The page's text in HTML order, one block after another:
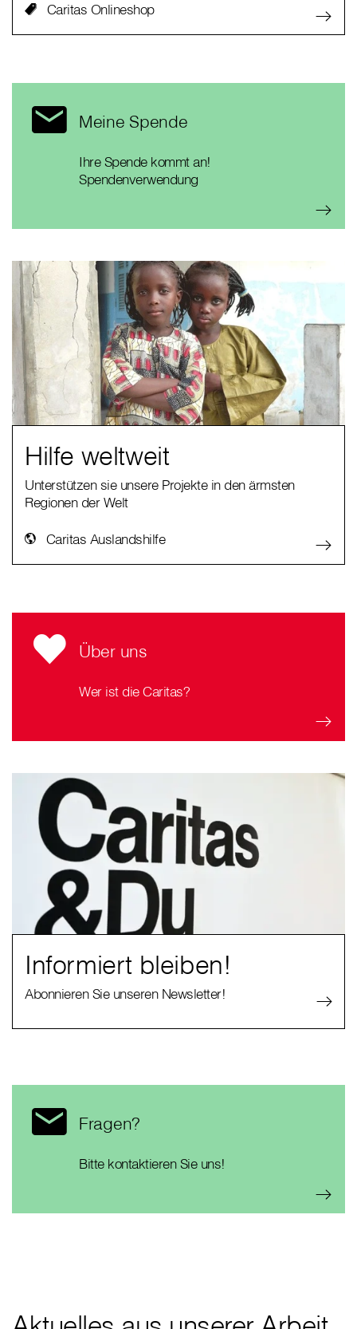
Caritas Onlineshop
Meine Spende
Ihre Spende kommt an!
Spendenverwendung
Hilfe weltweit
Unterstützen sie unsere Projekte in den ärmsten
Regionen der Welt
Caritas Auslandshilfe
Über uns
Wer ist die Caritas?
Informiert bleiben!
Abonnieren Sie unseren Newsletter!
Fragen?
Bitte kontaktieren Sie uns!